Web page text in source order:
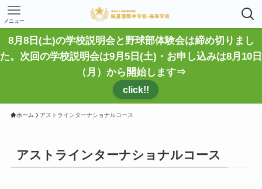
メニュー
8月8日(土)の学校説明会と野球部体験会は締め切りまし
た。次回の学校説明会は9月5日(土)・お申し込みは8月10日
（月）から開始します⇒
click!!
ホーム アストラインターナショナルコース
アストラインターナショナルコース